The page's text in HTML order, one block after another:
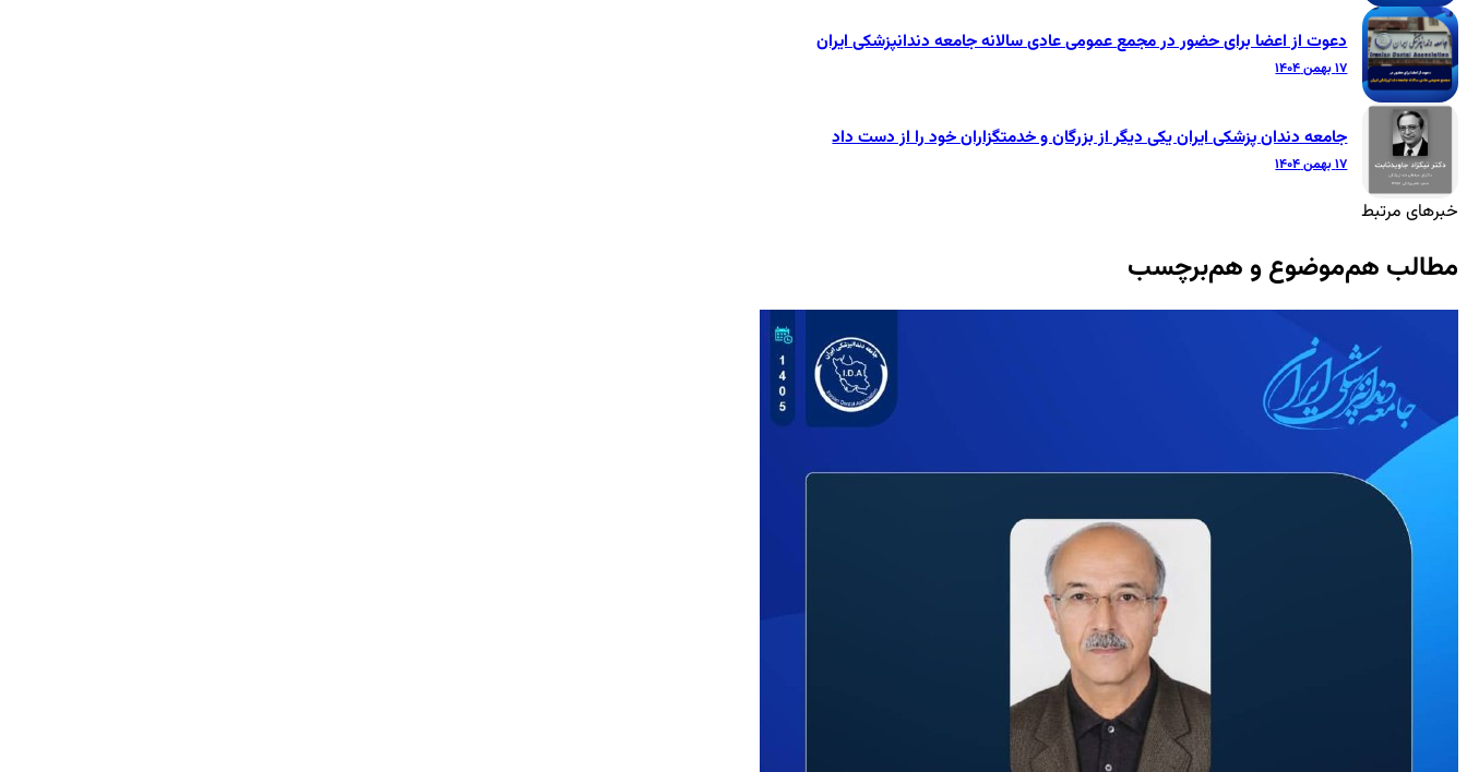
دعوت از اعضا برای حضور در مجمع عمومی عادی سالانه جامعه دندانپزشکی ایران
۱۷ بهمن ۱۴۰۴
جامعه دندان پزشکی ایران یکی دیگر از بزرگان و خدمتگزاران خود را از دست داد
۱۷ بهمن ۱۴۰۴
خبرهای مرتبط
مطالب هم‌موضوع و هم‌برچسب